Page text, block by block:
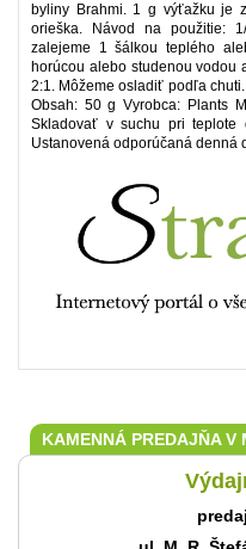
byliny Brahmi. 1 g výťažku je
orieška. Návod na použitie:
zalejeme 1 šálkou teplého
horúcou alebo studenou vodou
2:1. Môžeme osladiť podľa
Obsah: 50 g Vyrobca: Plants
Skladovať v suchu pri teplote
Ustanovená odporúčaná denná
KAMENNÁ PREDAJŇA V